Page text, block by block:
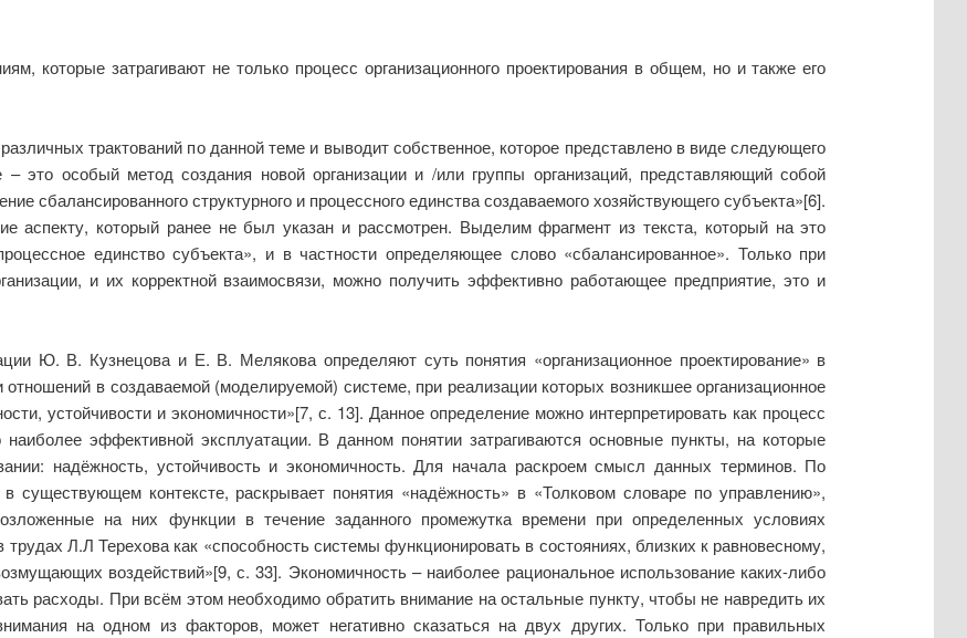
которые затрагивают не только процесс организационного проектирования в общем, но и также его
трактований по данной теме и выводит собственное, которое представлено в виде следующего
– это особый метод создания новой организации и /или группы организаций, представляющий собой
сбалансированного структурного и процессного единства создаваемого хозяйствующего субъекта»[6].
аспекту, который ранее не был указан и рассмотрен. Выделим фрагмент из текста, который на это
единство субъекта», и в частности определяющее слово «сбалансированное». Только при
и их корректной взаимосвязи, можно получить эффективно работающее предприятие, это и
Ю. В. Кузнецова и Е. В. Мелякова определяют суть понятия «организационное проектирование» в
отношений в создаваемой (моделируемой) системе, при реализации которых возникшее организационное
устойчивости и экономичности»[7, с. 13]. Данное определение можно интерпретировать как процесс
наиболее эффективной эксплуатации. В данном понятии затрагиваются основные пункты, на которые
надёжность, устойчивость и экономичность. Для начала раскроем смысл данных терминов. По
существующем контексте, раскрывает понятия «надёжность» в «Толковом словаре по управлению»,
на них функции в течение заданного промежутка времени при определенных условиях
Л.Л Терехова как «способность системы функционировать в состояниях, близких к равновесному,
воздействий»[9, с. 33]. Экономичность – наиболее рациональное использование каких-либо
расходы. При всём этом необходимо обратить внимание на остальные пункту, чтобы не навредить их
на одном из факторов, может негативно сказаться на двух других. Только при правильных